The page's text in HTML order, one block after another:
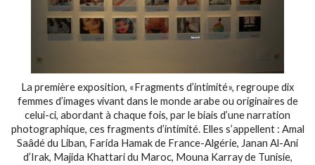
La première exposition, «Fragments d’intimité», regroupe dix
femmes d’images vivant dans le monde arabe ou originaires de
celui-ci, abordant à chaque fois, par le biais d’une narration
photographique, ces fragments d’intimité. Elles s’appellent : Amal
Saâdé du Liban, Farida Hamak de France-Algérie, Janan Al-Ani
d’Irak, Majida Khattari du Maroc, Mouna Karray de Tunisie,